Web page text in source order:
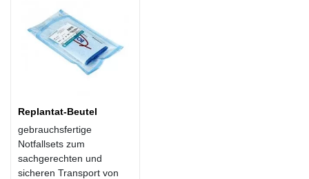
Replantat-Beutel
gebrauchsfertige
Notfallsets zum
sachgerechten und
sicheren Transport von